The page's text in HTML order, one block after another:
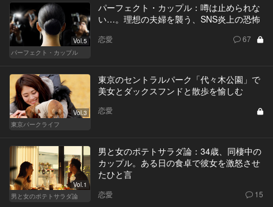
Vol.5
パーフェクト・カップル
パーフェクト・カップル：噂は止められな
い…。理想の夫婦を襲う、SNS炎上の恐怖
恋愛 67
Vol.3
東京パークライフ
東京のセントラルパーク「代々木公園」で
美女とダックスフンドと散歩を愉しむ
恋愛
Vol.1
男と女のポテトサラダ論
男と女のポテトサラダ論：34歳、同棲中の
カップル。ある日の食卓で彼女を激怒させ
たひと言
恋愛 15